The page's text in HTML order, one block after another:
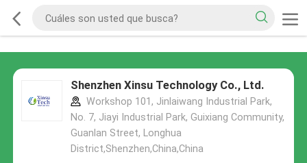
Shenzhen Xinsu Technology Co., Ltd.
Workshop 101, Jinlaiwang Industrial Park,
No. 7, Jiayi Industrial Park, Guixiang Community,
Guanlan Street, Longhua
District,Shenzhen,China,China